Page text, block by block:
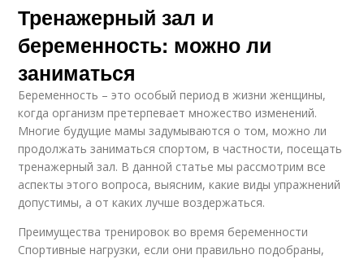
Тренажерный зал и
беременность: можно ли
заниматься
Беременность – это особый период в жизни женщины,
когда организм претерпевает множество изменений.
Многие будущие мамы задумываются о том, можно ли
продолжать заниматься спортом, в частности, посещать
тренажерный зал. В данной статье мы рассмотрим все
аспекты этого вопроса, выясним, какие виды упражнений
допустимы, а от каких лучше воздержаться.
Преимущества тренировок во время беременности
Спортивные нагрузки, если они правильно подобраны,